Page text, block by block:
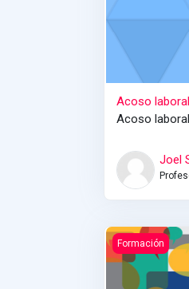
Acoso laboral
Acoso laboral
Joel
Comunicación
Formación